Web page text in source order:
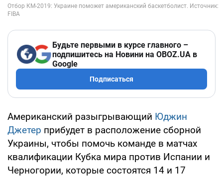
Будьте первыми в курсе главного –
подпишитесь на Новини на OBOZ.UA в
Google
Подписаться
Американский разыгрывающий Юджин
Джетер прибудет в расположение сборной
Украины, чтобы помочь команде в матчах
квалификации Кубка мира против Испании и
Черногории, которые состоятся 14 и 17